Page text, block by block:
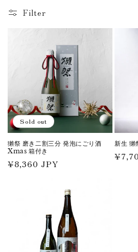
Filter
Sold out
獺祭 磨き二割三分 発泡にごり酒
Xmas 箱付き
Regular
¥8,360 JPY
新生 獺